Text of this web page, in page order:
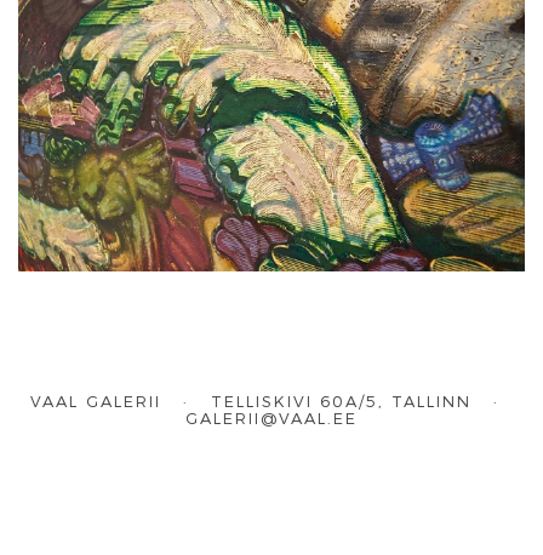
VAAL GALERII · TELLISKIVI 60A/5, TALLINN ·
GALERII@VAAL.EE